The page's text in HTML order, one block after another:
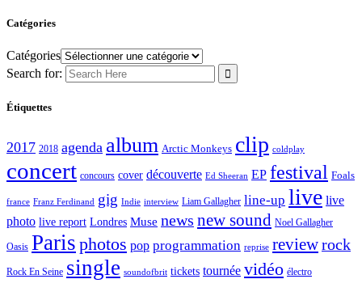
Catégories
Catégories
Search for:
Étiquettes
2017 2018 agenda album Arctic Monkeys clip coldplay
concert concours cover découverte Ed Sheeran EP festival Foals
france Franz Ferdinand gig Indie interview Liam Gallagher line-up live live
photo live report Londres Muse news new sound Noel Gallagher
Oasis Paris photos pop programmation reprise reviewrock
Rock En Seine single soundofbrit tickets tournée vidéo électro